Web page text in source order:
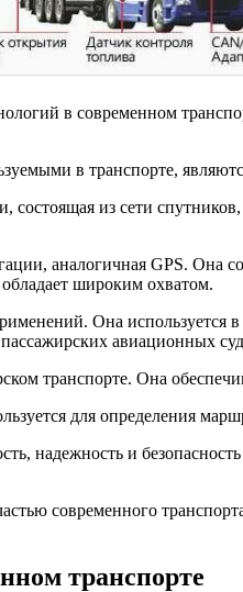
в современном
в транспорте,
из сети
аналогичная GPS.
широким охватом.
Она
авиационных
транспорте. Она
для определения
надежность и
современного
транспорте